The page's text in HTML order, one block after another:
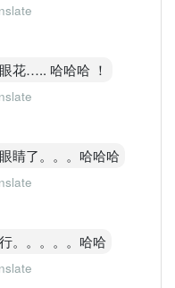
花….. 哈哈哈 ！
睛了。。。哈哈哈
。。。。。哈哈